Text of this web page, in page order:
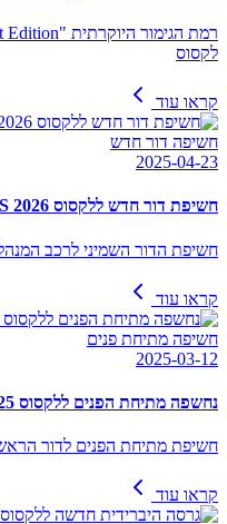
לקסוס
קראו עוד
חשיפה דור חדש
2025-04-23
חשיפת דור חדש ללקסוס ES 2026
חשיפת הדור השמיני לרכב
קראו עוד
חשיפה מתיחת פנים
2025-03-12
נחשפה מתיחת הפנים ללקסוס RZ 2025
חשיפת מתיחת הפנים לדור
קראו עוד